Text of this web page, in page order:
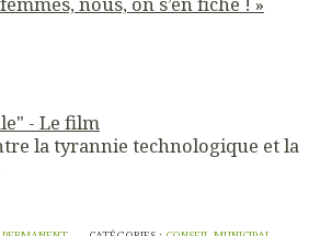
- Le film
la tyrannie technologique et la